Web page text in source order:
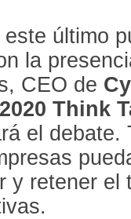
último
la
CEO de
Think
el debate.
y retener el